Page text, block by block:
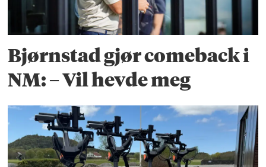
Bjørnstad gjør comeback i
NM: – Vil hevde meg